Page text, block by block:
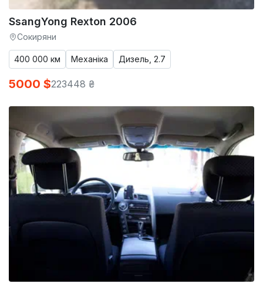
SsangYong Rexton 2006
Сокиряни
400 000 км Механіка Дизель, 2.7
5000 $223448 ₴